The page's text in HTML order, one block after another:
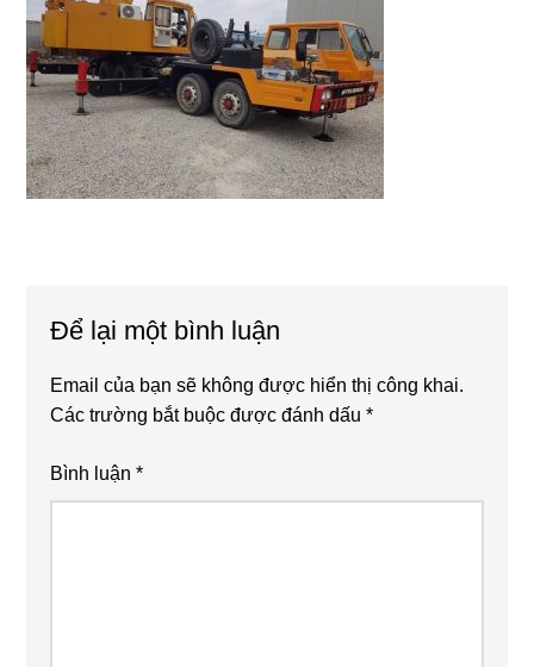
Interactions
Để lại một bình luận
Email của bạn sẽ không được hiển thị công khai.
Các trường bắt buộc được đánh dấu*
Bình luận*